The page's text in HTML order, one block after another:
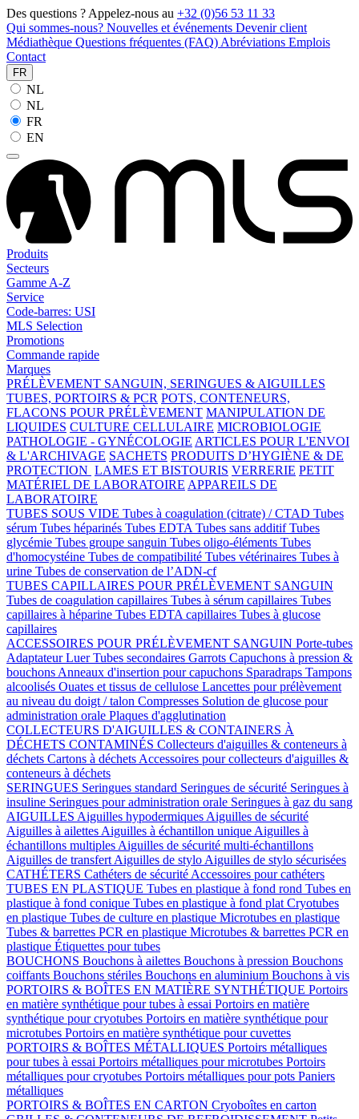
Des questions ? Appelez-nous au +32 (0)56 53 11 33
Qui sommes-nous? Nouvelles et événements Devenir client
Médiathèque Questions fréquentes (FAQ) Abréviations Emplois
Contact
FR
NL
NL
FR
EN
Produits
Secteurs
Gamme A-Z
Service
Code-barres: USI
MLS Selection
Promotions
Commande rapide
Marques
PRÉLÈVEMENT SANGUIN, SERINGUES & AIGUILLES
TUBES, PORTOIRS & PCR POTS, CONTENEURS,
FLACONS POUR PRÉLÈVEMENT MANIPULATION DE
LIQUIDES CULTURE CELLULAIRE MICROBIOLOGIE
PATHOLOGIE - GYNÉCOLOGIE ARTICLES POUR L'ENVOI
& L'ARCHIVAGE SACHETS PRODUITS D’HYGIÈNE & DE
PROTECTION LAMES ET BISTOURIS VERRERIE PETIT
MATÉRIEL DE LABORATOIRE APPAREILS DE
LABORATOIRE
TUBES SOUS VIDE Tubes à coagulation (citrate) / CTAD Tubes
sérum Tubes héparinés Tubes EDTA Tubes sans additifTubes
glycémie Tubes groupe sanguin Tubes oligo-éléments Tubes
d'homocystéine Tubes de compatibilité Tubes vétérinaires Tubes à
urine Tubes de conservation de l’ADN-cf
TUBES CAPILLAIRES POUR PRÉLÈVEMENT SANGUIN
Tubes de coagulation capillaires Tubes à sérum capillaires Tubes
capillaires à héparine Tubes EDTA capillaires Tubes à glucose
capillaires
ACCESSOIRES POUR PRÉLÈVEMENT SANGUIN Porte-tubes
Adaptateur LuerTubes secondaires Garrots Capuchons à pression &
bouchons Anneaux d'insertion pour capuchons Sparadraps Tampons
alcoolisés Ouates et tissus de cellulose Lancettes pour prélèvement
au niveau du doigt / talon Compresses Solution de glucose pour
administration orale Plaques d'agglutination
COLLECTEURS D'AIGUILLES & CONTAINERS À
DÉCHETS CONTAMINÉS Collecteurs d'aiguilles & conteneurs à
déchets Cartons à déchets Accessoires pour collecteurs d'aiguilles &
conteneurs à déchets
SERINGUES Seringues standard Seringues de sécurité Seringues à
insuline Seringues pour administration orale Seringues à gaz du sang
AIGUILLES Aiguilles hypodermiques Aiguilles de sécurité
Aiguilles à ailettes Aiguilles à échantillon unique Aiguilles à
échantillons multiples Aiguilles de sécurité multi-échantillons
Aiguilles de transfert Aiguilles de stylo Aiguilles de stylo sécurisées
CATHÉTERS Cathéters de sécurité Accessoires pour cathéters
TUBES EN PLASTIQUE Tubes en plastique à fond rond Tubes en
plastique à fond conique Tubes en plastique à fond plat Cryotubes
en plastique Tubes de culture en plastique Microtubes en plastique
Tubes & barrettes PCR en plastique Microtubes & barrettes PCR en
plastique Étiquettes pour tubes
BOUCHONS Bouchons à ailettes Bouchons à pression Bouchons
coiffants Bouchons stériles Bouchons en aluminium Bouchons à vis
PORTOIRS & BOÎTES EN MATIÈRE SYNTHÉTIQUE Portoirs
en matière synthétique pour tubes à essai Portoirs en matière
synthétique pour cryotubes Portoirs en matière synthétique pour
microtubes Portoirs en matière synthétique pour cuvettes
PORTOIRS & BOÎTES MÉTALLIQUES Portoirs métalliques
pour tubes à essai Portoirs métalliques pour microtubes Portoirs
métalliques pour cryotubes Portoirs métalliques pour pots Paniers
métalliques
PORTOIRS & BOÎTES EN CARTON Cryoboîtes en carton